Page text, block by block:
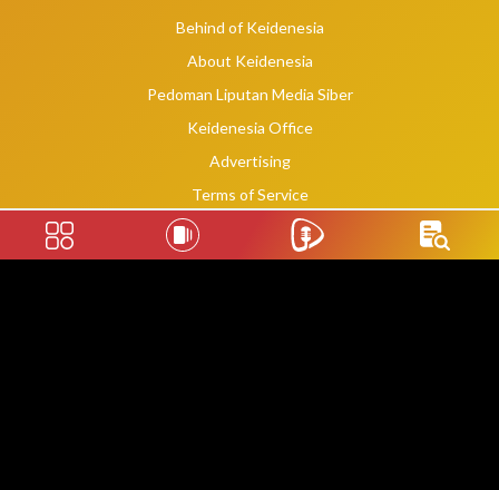
Behind of Keidenesia
About Keidenesia
Pedoman Liputan Media Siber
Keidenesia Office
Advertising
Terms of Service
Privacy Policy
Social Links